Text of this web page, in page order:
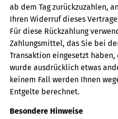
ab dem Tag zurückzuzahlen,
Ihren Widerruf dieses
Für diese Rückzahlung
Zahlungsmittel, das Sie bei
Transaktion eingesetzt
wurde ausdrücklich etwas
keinem Fall werden Ihnen
Entgelte berechnet.
Besondere Hinweise